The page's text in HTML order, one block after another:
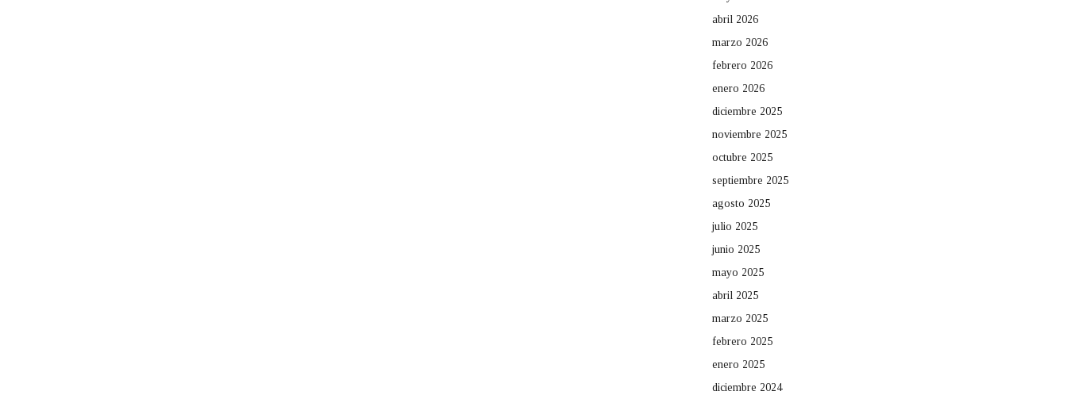
abril 2026
marzo 2026
febrero 2026
enero 2026
diciembre 2025
noviembre 2025
octubre 2025
septiembre 2025
agosto 2025
julio 2025
junio 2025
mayo 2025
abril 2025
marzo 2025
febrero 2025
enero 2025
diciembre 2024